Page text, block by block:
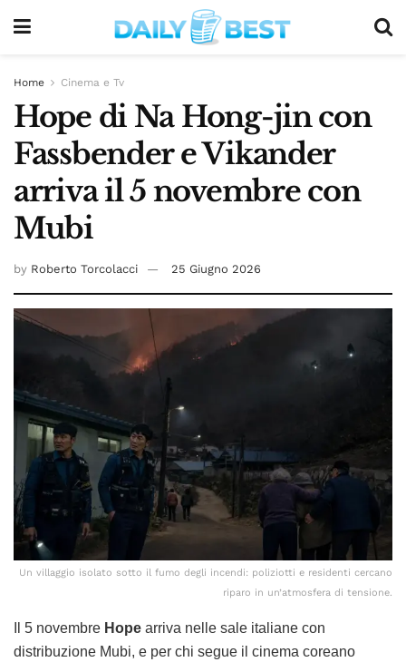
Home Cinema e Tv
Hope di Na Hong-jin con
Fassbender e Vikander
arriva il 5 novembre con
Mubi
by Roberto Torcolacci 25 Giugno 2026
Un villaggio isolato sotto il fumo degli incendi: poliziotti e residenti cercano
riparo in un’atmosfera di tensione.
Il 5 novembre Hope arriva nelle sale italiane con
distribuzione Mubi, e per chi segue il cinema coreano